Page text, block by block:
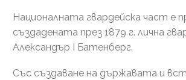
Националната гвардейска част е
създадената през 1879 г. лична
Александър І Батенберг.
Със създаване на държавата и